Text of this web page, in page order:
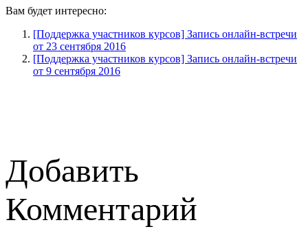
Вам будет интересно:
[Поддержка участников курсов] Запись онлайн-встречи
от 23 сентября 2016
[Поддержка участников курсов] Запись онлайн-встречи
от 9 сентября 2016
Добавить
Комментарий